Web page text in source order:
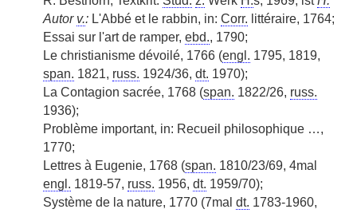
Autor v.: L'Abbé et le rabbin, in: Corr. littéraire, 1764;
Essai sur l'art de ramper, ebd., 1790;
Le christianisme dévoilé, 1766 (engl. 1795, 1819,
span. 1821, russ. 1924/36, dt. 1970);
La Contagion sacrée, 1768 (span. 1822/26, russ.
1936);
Problème important, in: Recueil philosophique …,
1770;
Lettres à Eugenie, 1768 (span. 1810/23/69, 4mal
engl. 1819-57, russ. 1956, dt. 1959/70);
Système de la nature, 1770 (7mal dt. 1783-1960,